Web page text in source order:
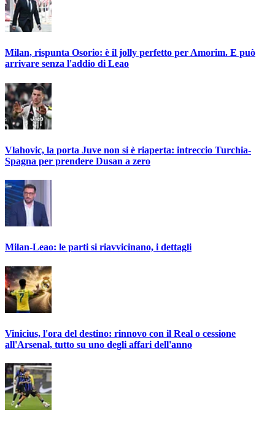
Milan, rispunta Osorio: è il jolly perfetto per Amorim. E può
arrivare senza l'addio di Leao
Vlahovic, la porta Juve non si è riaperta: intreccio Turchia-
Spagna per prendere Dusan a zero
Milan-Leao: le parti si riavvicinano, i dettagli
Vinicius, l'ora del destino: rinnovo con il Real o cessione
all'Arsenal, tutto su uno degli affari dell'anno